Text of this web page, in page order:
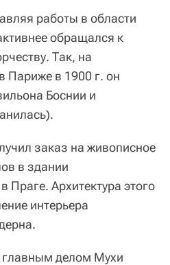
работы в области
обращался к
Так, на
Париже в 1900 г. он
Боснии и
заказ на живописное
в здании
Праге. Архитектура этого
интерьера
главным делом Мухи